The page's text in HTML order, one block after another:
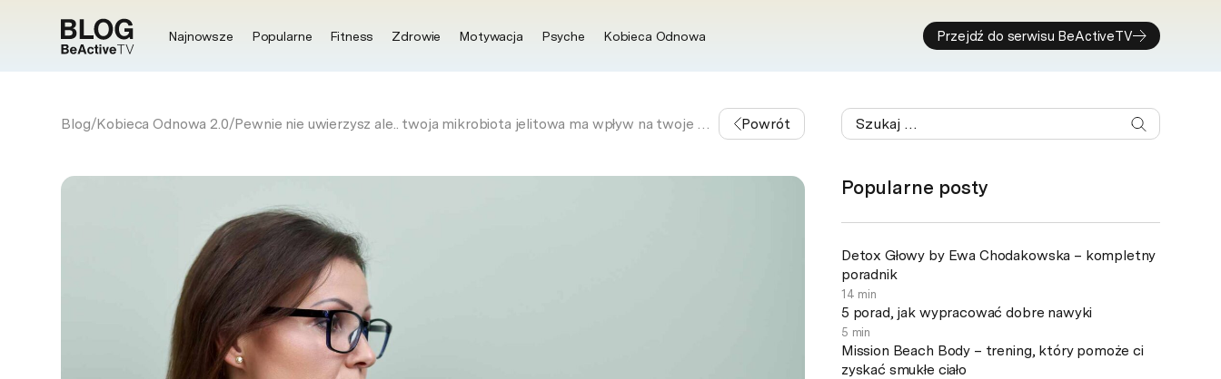
Najnowsze Popularne Fitness Zdrowie Motywacja Psyche Kobieca Odnowa Przejdź do serwisu BeActiveTV
Blog/Kobieca Odnowa 2.0/ Pewnie nie uwierzysz ale.. twoja mikrobiota jelitowa ma wpływ na twoje hormony płciowe Powrót
Popularne posty
Detox Głowy by Ewa Chodakowska – kompletny
poradnik
14 min
5 porad, jak wypracować dobre nawyki
5 min
Mission Beach Body – trening, który pomoże ci
zyskać smukłe ciało